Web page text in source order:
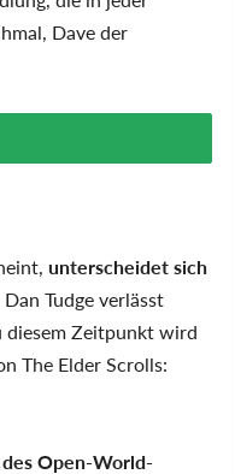
Dave der
unterscheidet sich
Dan Tudge verlässt
diesem Zeitpunkt wird
The Elder Scrolls:
Open-World-